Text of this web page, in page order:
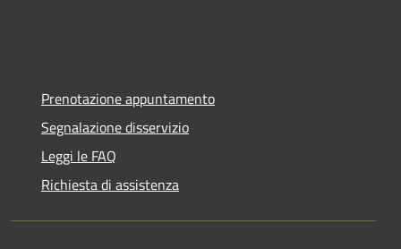
Prenotazione appuntamento
Segnalazione disservizio
Leggi le FAQ
Richiesta di assistenza